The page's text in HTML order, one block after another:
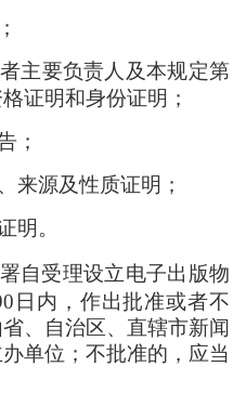
；
主要负责人及本规定第
证明和身份证明 ；
；
来源及性质证明 ；
明。
自受理设立电子出版物
日内 ， 作出批准或者不
、自治区、直辖市新闻
单位 ； 不批准的 ， 应当